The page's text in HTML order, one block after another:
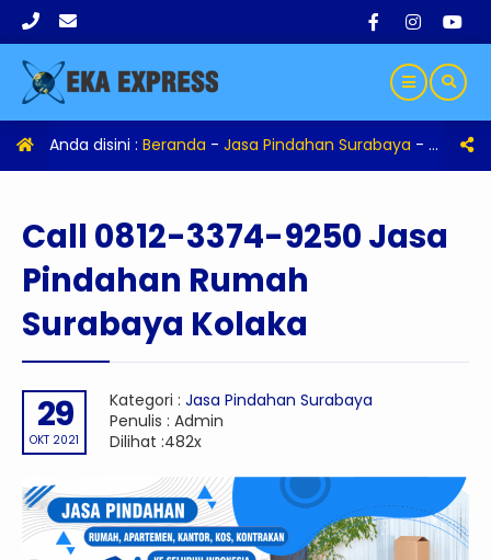
Anda disini : Beranda - Jasa Pindahan Surabaya - Call
Call 0812-3374-9250 Jasa
Pindahan Rumah
Surabaya Kolaka
29
OKT 2021
Kategori : Jasa Pindahan Surabaya
Penulis : Admin
Dilihat :482x